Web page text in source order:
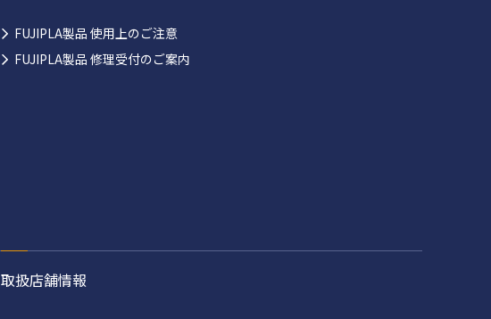
FUJIPLA製品 使用上のご注意
FUJIPLA製品 修理受付のご案内
取扱店舗情報